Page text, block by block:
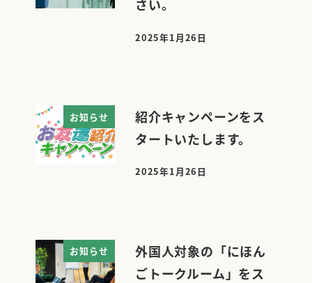
さい。
投稿日
2025年1月26日
お知らせ
紹介キャンペーンをス
タートいたします。
投稿日
2025年1月26日
お知らせ
外国人対象の「にほん
ごトークルーム」をス